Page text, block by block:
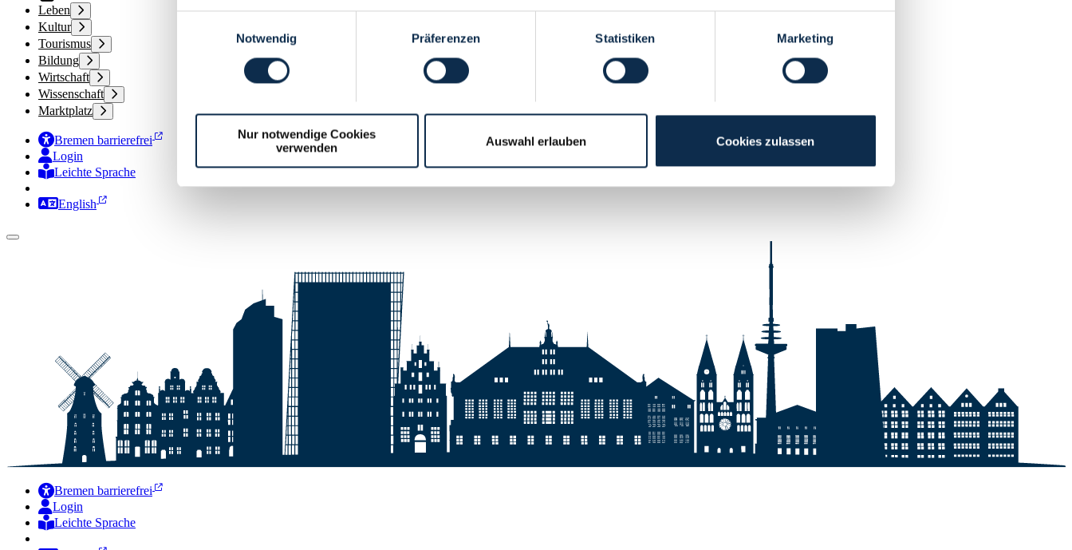
Notwendig
Präferenzen Statistiken Marketing
Nur notwendige Cookies
verwenden
Auswahl erlauben Cookies zulassen
Leben
Kultur
Tourismus
Bildung
Wirtschaft
Wissenschaft
Marktplatz
Bremen barrierefrei
Login
Leichte Sprache
Zur Deutschen Gebärdensprache
English
Bremen barrierefrei
Login
Leichte Sprache